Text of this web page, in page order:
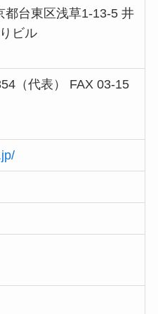
都台東区浅草1-13-5 井
ビル
（代表） FAX 03-15